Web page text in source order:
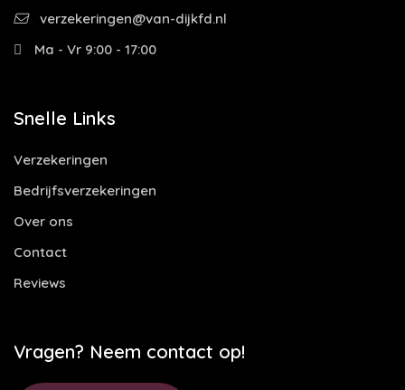
verzekeringen@van-dijkfd.nl
Ma - Vr 9:00 - 17:00
Snelle Links
Verzekeringen
Bedrijfsverzekeringen
Over ons
Contact
Reviews
Vragen? Neem contact op!